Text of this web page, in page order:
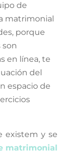
de
matrimonial
porque
son
en línea, te
del
espacio de
existem y se
matrimonial